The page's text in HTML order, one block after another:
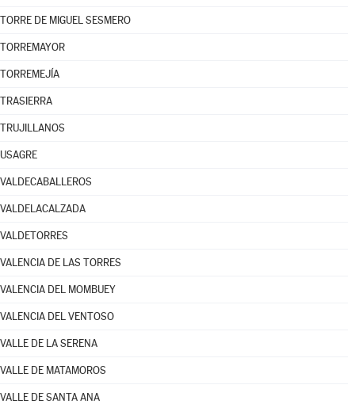
TORRE DE MIGUEL SESMERO
TORREMAYOR
TORREMEJÍA
TRASIERRA
TRUJILLANOS
USAGRE
VALDECABALLEROS
VALDELACALZADA
VALDETORRES
VALENCIA DE LAS TORRES
VALENCIA DEL MOMBUEY
VALENCIA DEL VENTOSO
VALLE DE LA SERENA
VALLE DE MATAMOROS
VALLE DE SANTA ANA